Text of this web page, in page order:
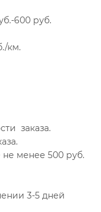
600 руб.
км.
заказа.
менее 500 руб.
3-5 дней